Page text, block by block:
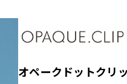
オペークドットクリ